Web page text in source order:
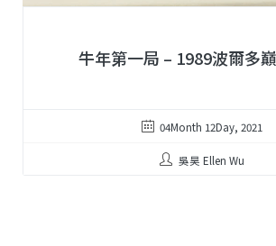
牛年第一局 – 1989波爾多
04Month 12Day, 2021
吳昊 Ellen Wu